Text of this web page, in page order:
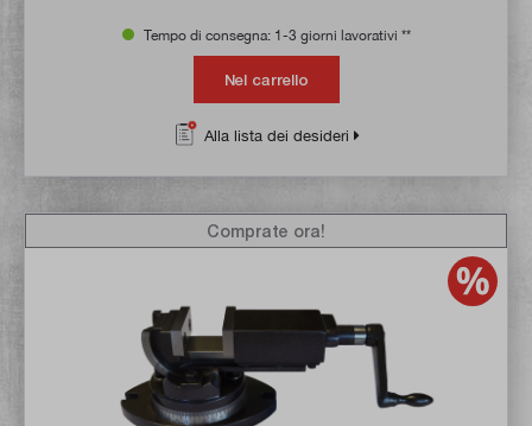
Tempo di consegna: 1-3 giorni lavorativi **
Nel carrello
Alla lista dei desideri
Comprate ora!